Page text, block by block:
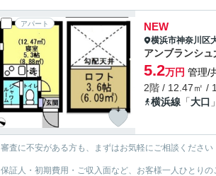
アパート NEW
横浜市神奈川区
アンブランシュ
5.2万円 管理/
2階 / 12.47㎡ /
横浜線 「大口
審査に不安がある方も、まずはお気軽にご相談ください
保証人・初期費用・ご収入面など、お客様一人ひとりの